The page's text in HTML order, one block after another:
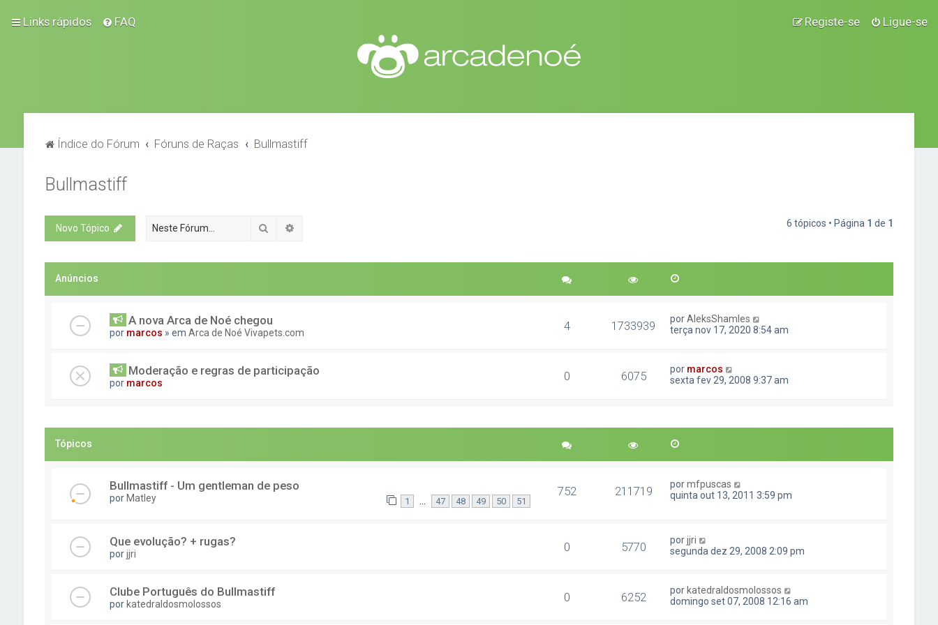
Links rápidos FAQ Ligue-se
Registe-se
Índice do Fórum Fóruns de Raças Bullmastiff
Bullmastiff
Novo Tópico Pesquisar 6 tópicos • Página 1 de 1
Anúncios
A nova Arca de Noé chegou
por marcos » em Arca de Noé Vivapets.com 4 1733939 porAleksShamles
terça nov 17, 2020 8:54 am
Moderação e regras de participação
por marcos 0 6075 por marcos
sexta fev 29, 2008 9:37 am
Tópicos
Bullmastiff - Um gentleman de peso
por Matley 1 ... 47 48 49 50 51
752 211719 pormfpuscas
quinta out 13, 2011 3:59 pm
Que evolução? + rugas?
porjjri 0 5770 porjjri
segunda dez 29, 2008 2:09 pm
Clube Português do Bullmastiff
por katedraldosmolossos 0 6252 por katedraldosmolossos
domingo set 07, 2008 12:16 am